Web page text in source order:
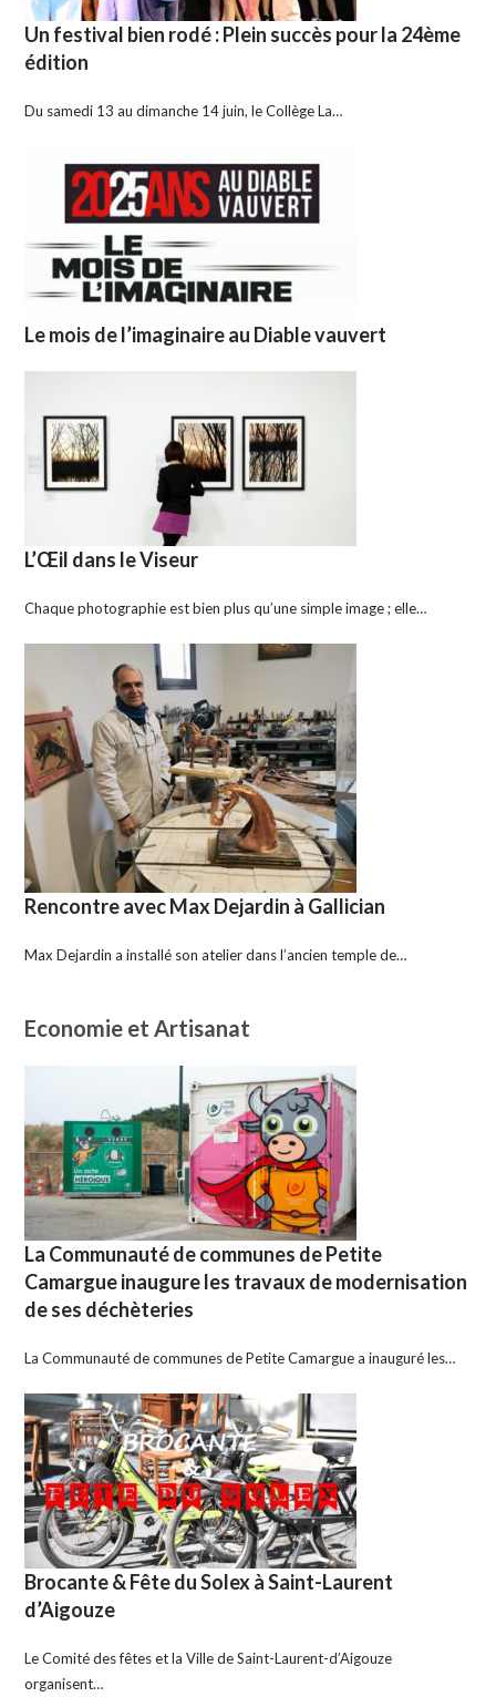
Un festival bien rodé : Plein succès pour la 24ème
édition
Du samedi 13 au dimanche 14 juin, le Collège La…
Le mois de l’imaginaire au Diable vauvert
L’Œil dans le Viseur
Chaque photographie est bien plus qu’une simple image ; elle…
Rencontre avec Max Dejardin à Gallician
Max Dejardin a installé son atelier dans l’ancien temple de…
Economie et Artisanat
La Communauté de communes de Petite
Camargue inaugure les travaux de modernisation
de ses déchèteries
La Communauté de communes de Petite Camargue a inauguré les…
Brocante & Fête du Solex à Saint-Laurent
d’Aigouze
Le Comité des fêtes et la Ville de Saint-Laurent-d’Aigouze
organisent…